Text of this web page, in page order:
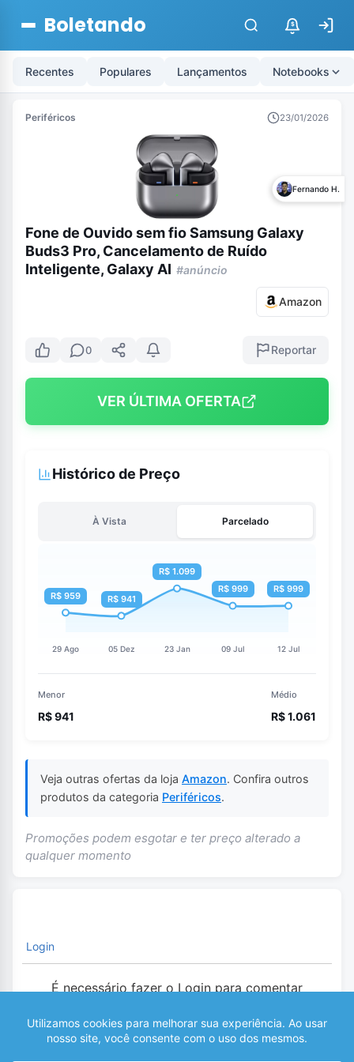
Boletando $
Recentes Populares Lançamentos Notebooks
Periféricos 23/01/2026
Fernando H.
Fone de Ouvido sem fio Samsung Galaxy
Buds3 Pro, Cancelamento de Ruído
Inteligente, Galaxy AI #anúncio
Amazon
0 Reportar
VER ÚLTIMA OFERTA
Histórico de Preço
À Vista Parcelado
Menor
R$ 941
Médio
R$ 1.061
Veja outras ofertas da loja Amazon. Confira outros
produtos da categoria Periféricos.
Promoções podem esgotar e ter preço alterado a
qualquer momento
Login
É necessário fazer o Login para comentar
0 COMENTÁRIOS